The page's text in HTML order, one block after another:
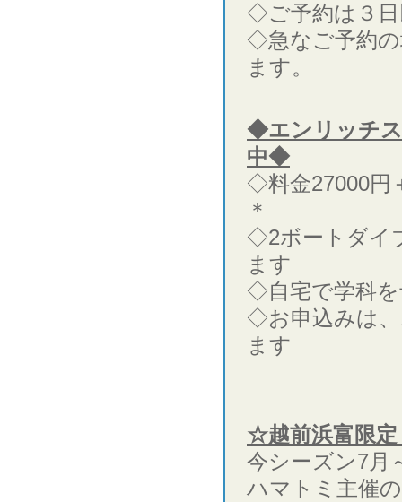
◇ご予約は３
◇急なご予約
ます。
◆エンリッチ
中◆
◇料金27000円
＊
◇2ボートダ
ます
◇自宅で学科
◇お申込みは
ます
☆越前浜富限
今シーズン7月
ハマトミ主催の